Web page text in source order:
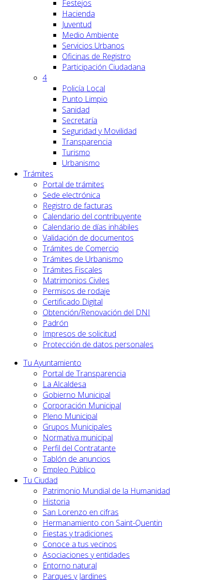
Festejos
Hacienda
Juventud
Medio Ambiente
Servicios Urbanos
Oficinas de Registro
Participación Ciudadana
4
Policía Local
Punto Limpio
Sanidad
Secretaría
Seguridad y Movilidad
Transparencia
Turismo
Urbanismo
Trámites
Portal de trámites
Sede electrónica
Registro de facturas
Calendario del contribuyente
Calendario de días inhábiles
Validación de documentos
Trámites de Comercio
Trámites de Urbanismo
Trámites Fiscales
Matrimonios Civiles
Permisos de rodaje
Certificado Digital
Obtención/Renovación del DNI
Padrón
Impresos de solicitud
Protección de datos personales
Tu Ayuntamiento
Portal de Transparencia
La Alcaldesa
Gobierno Municipal
Corporación Municipal
Pleno Municipal
Grupos Municipales
Normativa municipal
Perfil del Contratante
Tablón de anuncios
Empleo Público
Tu Ciudad
Patrimonio Mundial de la Humanidad
Historia
San Lorenzo en cifras
Hermanamiento con Saint-Quentin
Fiestas y tradiciones
Conoce a tus vecinos
Asociaciones y entidades
Entorno natural
Parques y Jardines